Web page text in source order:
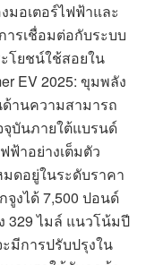
มอเตอร์ไฟฟ้าและ
ารเชื่อมต่อกับระบบ
ะโยชน์ใช้สอยใน
EV 2025: ขุมพลัง
ด้านความสามารถ
บันภายใต้แบรนด์
ฟ้าอย่างเต็มตัว
มดอยู่ในระดับราคา
จูงได้ 7,500 ปอนด์
329 ไมล์ แนวโน้มปี
ะมีการปรับปรุงใน